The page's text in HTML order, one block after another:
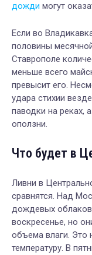
дожди могут
Если во
половины
Ставрополе
меньше всего
превысит его.
удара стихии
паводки на реках,
оползни.
Что будет в
Ливни в
сравнятся. Над
дождевых облаков
воскресенье, но
объема влаги. Это
температуру. В